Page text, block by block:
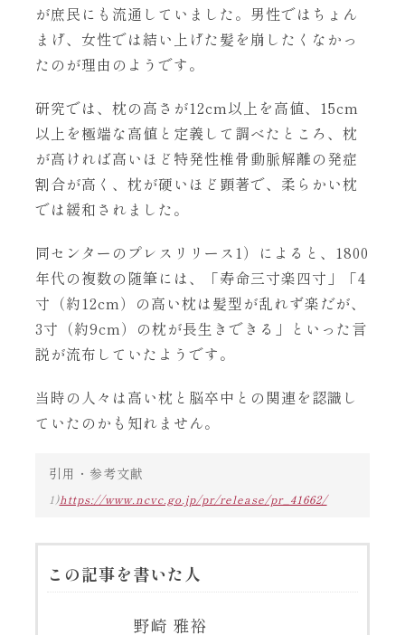
が庶民にも流通していました。男性ではちょん
まげ、女性では結い上げた髪を崩したくなかっ
たのが理由のようです。
研究では、枕の高さが12cm以上を高値、15cm
以上を極端な高値と定義して調べたところ、枕
が高ければ高いほど特発性椎骨動脈解離の発症
割合が高く、枕が硬いほど顕著で、柔らかい枕
では緩和されました。
同センターのプレスリリース1）によると、1800
年代の複数の随筆には、「寿命三寸楽四寸」「4
寸（約12cm）の高い枕は髪型が乱れず楽だが、
3寸（約9cm）の枕が長生きできる」といった言
説が流布していたようです。
当時の人々は高い枕と脳卒中との関連を認識し
ていたのかも知れません。
引用・参考文献
1)https://www.ncvc.go.jp/pr/release/pr_41662/
この記事を書いた人
野崎 雅裕